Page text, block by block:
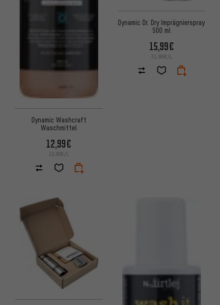
Dynamic Washcraft
Waschmittel
12,99€
12,99€/L
Dynamic Dr. Dry Imprägnierspray
500 ml
15,99€
31,98€/L